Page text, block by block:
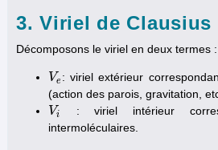
3. Viriel de Clausius
Décomposons le viriel en deux termes :
Ve
Ve: viriel extérieur
(action des parois, gravitation,
Vi
Vi
: viriel intérieur
intermoléculaires.